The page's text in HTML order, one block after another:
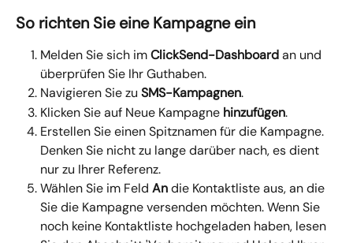
So richten Sie eine Kampagne ein
Melden Sie sich im ClickSend-Dashboard an und
überprüfen Sie Ihr Guthaben.
Navigieren Sie zu SMS-Kampagnen.
Klicken Sie auf Neue Kampagne hinzufügen.
Erstellen Sie einen Spitznamen für die Kampagne.
Denken Sie nicht zu lange darüber nach, es dient
nur zu Ihrer Referenz.
Wählen Sie im Feld An die Kontaktliste aus, an die
Sie die Kampagne versenden möchten. Wenn Sie
noch keine Kontaktliste hochgeladen haben, lesen